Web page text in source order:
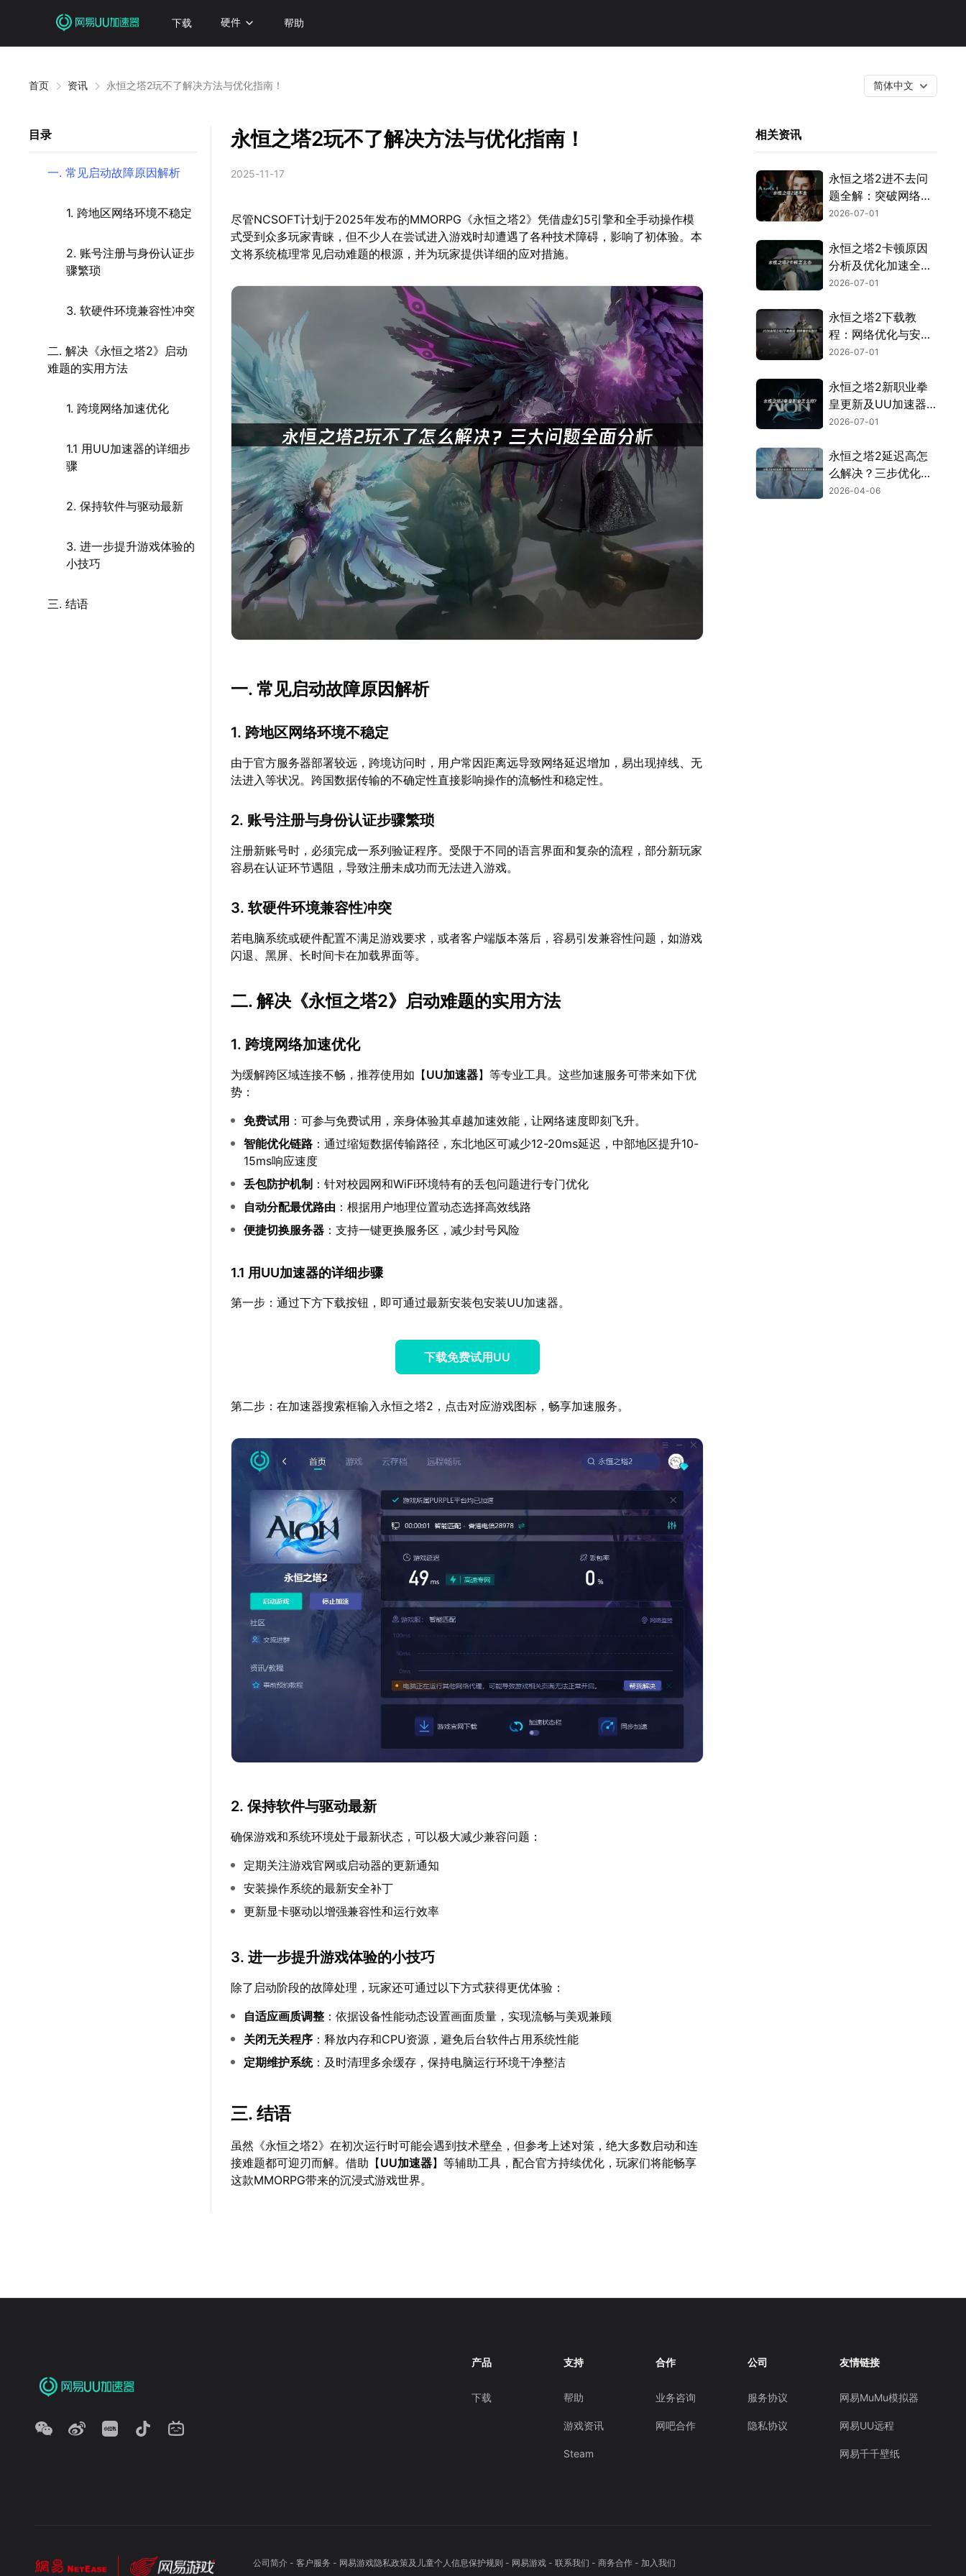
下载 硬件 帮助
首页 资讯 永恒之塔2玩不了解决方法与优化指南！ 简体中文
目录
一. 常见启动故障原因解析
1. 跨地区网络环境不稳定
2. 账号注册与身份认证步
骤繁琐
3. 软硬件环境兼容性冲突
二. 解决《永恒之塔2》启动
难题的实用方法
1. 跨境网络加速优化
1.1 用UU加速器的详细步
骤
2. 保持软件与驱动最新
3. 进一步提升游戏体验的
小技巧
三. 结语
永恒之塔2玩不了解决方法与优化指南！
2025-11-17
尽管NCSOFT计划于2025年发布的MMORPG《永恒之塔2》凭借虚幻5引擎和全手动操作模
式受到众多玩家青睐，但不少人在尝试进入游戏时却遭遇了各种技术障碍，影响了初体验。本
文将系统梳理常见启动难题的根源，并为玩家提供详细的应对措施。
一. 常见启动故障原因解析
1. 跨地区网络环境不稳定
由于官方服务器部署较远，跨境访问时，用户常因距离远导致网络延迟增加，易出现掉线、无
法进入等状况。跨国数据传输的不确定性直接影响操作的流畅性和稳定性。
2. 账号注册与身份认证步骤繁琐
注册新账号时，必须完成一系列验证程序。受限于不同的语言界面和复杂的流程，部分新玩家
容易在认证环节遇阻，导致注册未成功而无法进入游戏。
3. 软硬件环境兼容性冲突
若电脑系统或硬件配置不满足游戏要求，或者客户端版本落后，容易引发兼容性问题，如游戏
闪退、黑屏、长时间卡在加载界面等。
二. 解决《永恒之塔2》启动难题的实用方法
1. 跨境网络加速优化
为缓解跨区域连接不畅，推荐使用如【UU加速器】等专业工具。这些加速服务可带来如下优
势：
免费试用 ：可参与免费试用，亲身体验其卓越加速效能，让网络速度即刻飞升。
智能优化链路 ：通过缩短数据传输路径，东北地区可减少12-20ms延迟，中部地区提升10-
15ms响应速度
丢包防护机制 ：针对校园网和WiFi环境特有的丢包问题进行专门优化
自动分配最优路由 ：根据用户地理位置动态选择高效线路
便捷切换服务器 ：支持一键更换服务区，减少封号风险
1.1 用UU加速器的详细步骤
第一步：通过下方下载按钮，即可通过最新安装包安装UU加速器。
下载免费试用UU
第二步：在加速器搜索框输入永恒之塔2，点击对应游戏图标，畅享加速服务。
2. 保持软件与驱动最新
确保游戏和系统环境处于最新状态，可以极大减少兼容问题：
定期关注游戏官网或启动器的更新通知
安装操作系统的最新安全补丁
更新显卡驱动以增强兼容性和运行效率
3. 进一步提升游戏体验的小技巧
除了启动阶段的故障处理，玩家还可通过以下方式获得更优体验：
自适应画质调整 ：依据设备性能动态设置画面质量，实现流畅与美观兼顾
关闭无关程序 ：释放内存和CPU资源，避免后台软件占用系统性能
定期维护系统：及时清理多余缓存，保持电脑运行环境干净整洁
三. 结语
虽然《永恒之塔2》在初次运行时可能会遇到技术壁垒，但参考上述对策，绝大多数启动和连
接难题都可迎刃而解。借助【UU加速器】等辅助工具，配合官方持续优化，玩家们将能畅享
这款MMORPG带来的沉浸式游戏世界。
相关资讯
永恒之塔2进不去问
题全解：突破网络与
验证封锁！
2026-07-01
永恒之塔2卡顿原因
分析及优化加速全攻
略！
2026-07-01
永恒之塔2下载教
程：网络优化与安装
全流程指南！
2026-07-01
永恒之塔2新职业拳
皇更新及UU加速器
联机优化指南！
2026-07-01
永恒之塔2延迟高怎
么解决？三步优化告
别卡顿畅玩！
2026-04-06
产品
下载
支持
帮助
游戏资讯
Steam
合作
业务咨询
网吧合作
公司
服务协议
隐私协议
友情链接
网易MuMu模拟器
网易UU远程
网易千千壁纸
公司简介- 客户服务 - 网易游戏隐私政策及儿童个人信息保护规则 - 网易游戏- 联系我们 - 商务合作- 加入我们